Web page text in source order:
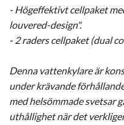
- Högeffektivt cellpaket
louvered-design".
- 2 raders cellpaket (dual
Denna vattenkylare är
under krävande
med helsömmade svetsar
uthållighet när det